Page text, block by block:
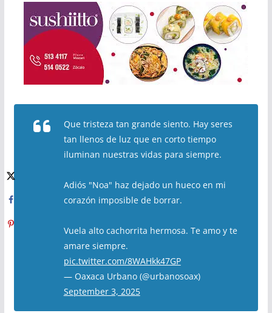
Que tristeza tan grande siento. Hay seres
tan llenos de luz que en corto tiempo
iluminan nuestras vidas para siempre.
Adiós "Noa" haz dejado un hueco en mi
corazón imposible de borrar.
Vuela alto cachorrita hermosa. Te amo y te
amare siempre.
pic.twitter.com/8WAHkk47GP
— Oaxaca Urbano (@urbanosoax)
September 3, 2025